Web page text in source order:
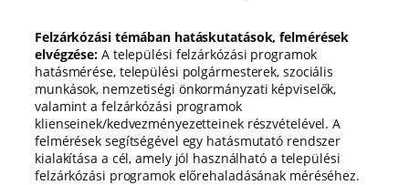
Felzárkózási témában hatáskutatások, felmérések
elvégzése: A települési felzárkózási programok
hatásmérése, települési polgármesterek, szociális
munkások, nemzetiségi önkormányzati képviselők,
valamint a felzárkózási programok
klienseinek/kedvezményezetteinek részvételével. A
felmérések segítségével egy hatásmutató rendszer
kialakítása a cél, amely jól használható a települési
felzárkózási programok előrehaladásának méréséhez.